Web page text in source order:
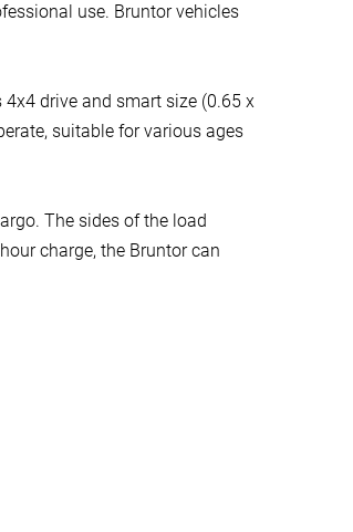
use. Bruntor vehicles
drive and smart size (0.65 x
suitable for various ages
The sides of the load
charge, the Bruntor can